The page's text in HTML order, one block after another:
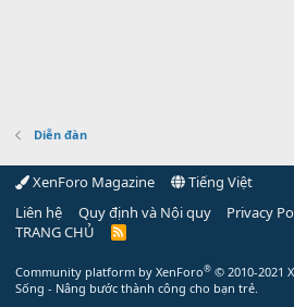
Diễn đàn
XenForo Magazine
Tiếng Việt
Liên hệ
Quy định và Nội quy Privacy
TRANG CHỦ
R
Community platform by XenForo® © 2010-2021
Sống - Nâng bước thành công cho bạn trẻ.